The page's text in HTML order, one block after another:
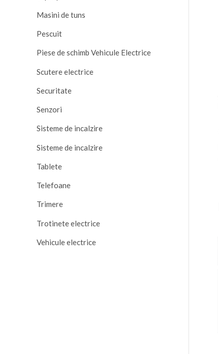
Masini de tuns
Pescuit
Piese de schimb Vehicule Electrice
Scutere electrice
Securitate
Senzori
Sisteme de incalzire
Sisteme de incalzire
Tablete
Telefoane
Trimere
Trotinete electrice
Vehicule electrice